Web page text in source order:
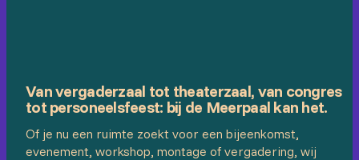
Van vergaderzaal tot theaterzaal, van congres
tot personeelsfeest: bij de Meerpaal kan het.
Of je nu een ruimte zoekt voor een bijeenkomst,
evenement, workshop, montage of vergadering, wij